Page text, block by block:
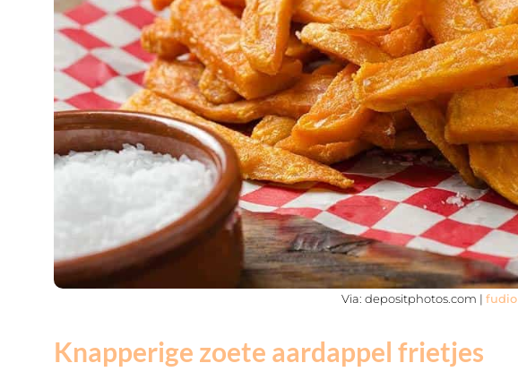
Via: depositphotos.com |fudio
Knapperige zoete aardappel frietjes